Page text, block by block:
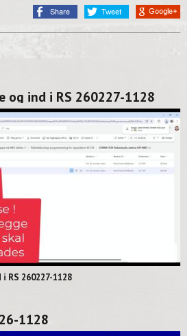
og ind i RS 260227-1128
RS 260227-1128
1128